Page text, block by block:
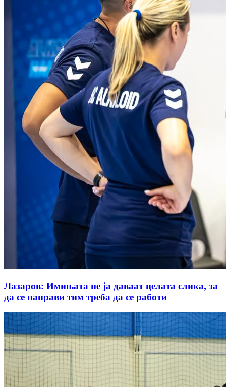
Лазаров: Имињата не ја даваат целата слика, за
да се направи тим треба да се работи